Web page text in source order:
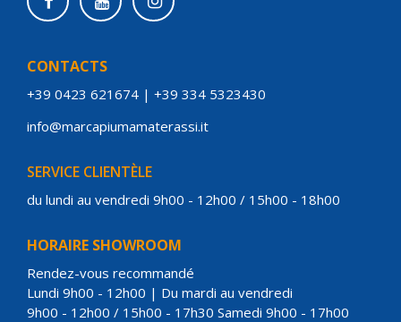
CONTACTS
+39 0423 621674 | +39 334 5323430
info@marcapiumamaterassi.it
SERVICE CLIENTÈLE
du lundi au vendredi 9h00 - 12h00 / 15h00 - 18h00
HORAIRE SHOWROOM
Rendez-vous recommandé
Lundi 9h00 - 12h00 | Du mardi au vendredi
9h00 - 12h00 / 15h00 - 17h30 Samedi 9h00 - 17h00